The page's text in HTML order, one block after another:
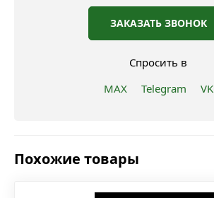
ЗАКАЗАТЬ ЗВОНОК
Спросить в
MAX
Telegram VK
Похожие товары